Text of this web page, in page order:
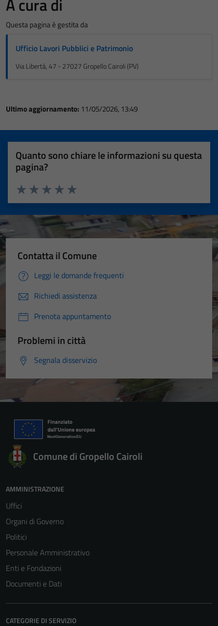
Questa pagina è gestita da
Ufficio Lavori Pubblici e Patrimonio
Via Libertà, 47 - 27027 Gropello Cairoli (PV)
Ultimo aggiornamento: 11/05/2026, 13:49
Quanto sono chiare le informazioni su questa
pagina?
Valuta 5 stelle su 5
Valuta 4 stelle su 5
Valuta 3 stelle su 5
Valuta 2 stelle su 5
Valuta 1 stelle su 5
Contatta il Comune
Leggi le domande frequenti
Richiedi assistenza
Prenota appuntamento
Problemi in città
Segnala disservizio
Comune di Gropello Cairoli
AMMINISTRAZIONE
Uffici
Organi di Governo
Politici
Personale Amministrativo
Enti e Fondazioni
Documenti e Dati
CATEGORIE DI SERVIZIO